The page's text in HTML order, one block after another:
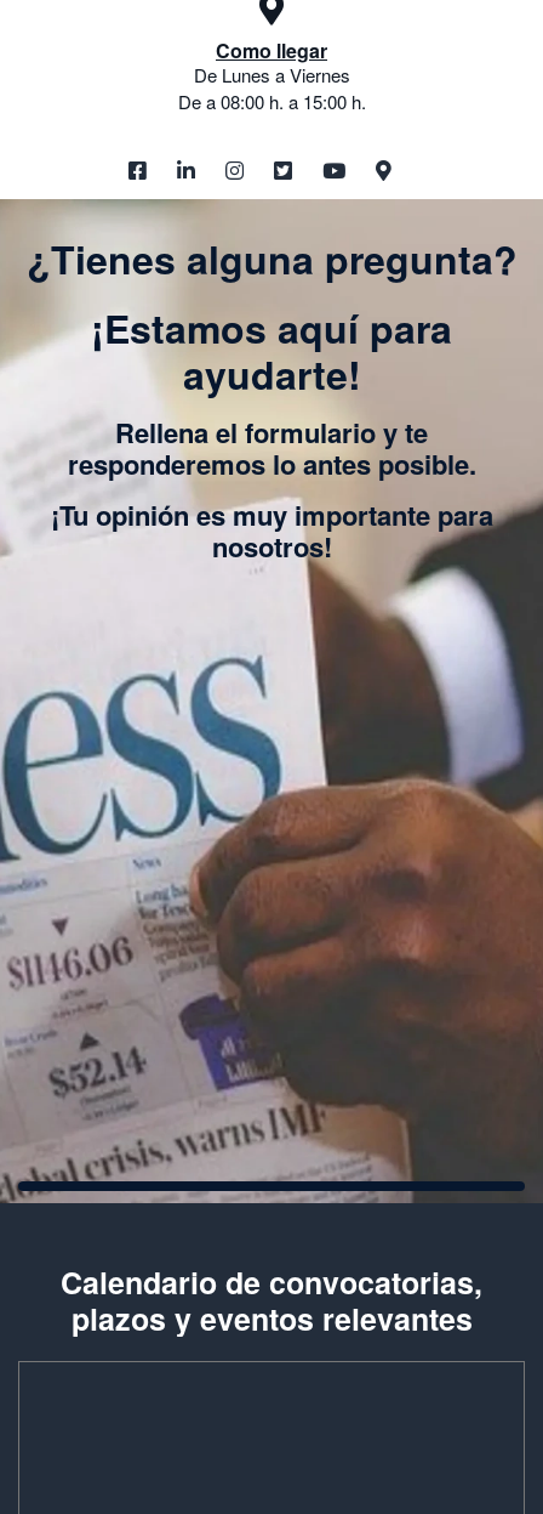
Como llegar
De Lunes a Viernes
De a 08:00 h. a 15:00 h.
¿Tienes alguna pregunta?
¡Estamos aquí para
ayudarte!
Rellena el formulario y te
responderemos lo antes posible.
¡Tu opinión es muy importante para
nosotros!
Calendario de convocatorias,
plazos y eventos relevantes